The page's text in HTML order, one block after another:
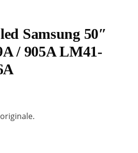
Samsung 50″
/ 905A LM41-